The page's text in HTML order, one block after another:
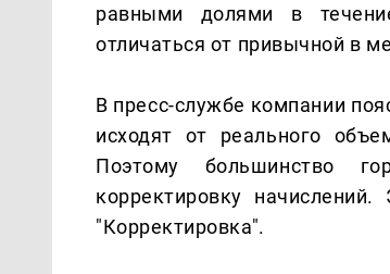
равными долями в
отличаться от привычной в
В пресс-службе компании
исходят от реального
Поэтому большинство
корректировку
"Корректировка".